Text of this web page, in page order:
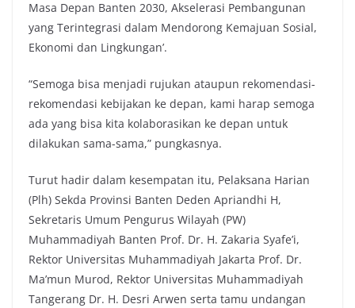
Masa Depan Banten 2030, Akselerasi Pembangunan
yang Terintegrasi dalam Mendorong Kemajuan Sosial,
Ekonomi dan Lingkungan’.
“Semoga bisa menjadi rujukan ataupun rekomendasi-
rekomendasi kebijakan ke depan, kami harap semoga
ada yang bisa kita kolaborasikan ke depan untuk
dilakukan sama-sama,” pungkasnya.
Turut hadir dalam kesempatan itu, Pelaksana Harian
(Plh) Sekda Provinsi Banten Deden Apriandhi H,
Sekretaris Umum Pengurus Wilayah (PW)
Muhammadiyah Banten Prof. Dr. H. Zakaria Syafe’i,
Rektor Universitas Muhammadiyah Jakarta Prof. Dr.
Ma’mun Murod, Rektor Universitas Muhammadiyah
Tangerang Dr. H. Desri Arwen serta tamu undangan